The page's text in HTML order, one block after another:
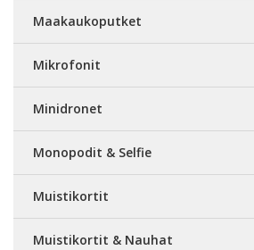
Maakaukoputket
Mikrofonit
Minidronet
Monopodit & Selfie
Muistikortit
Muistikortit & Nauhat